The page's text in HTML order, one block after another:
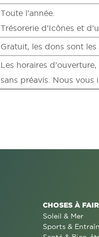
Toute l’année.
Trésorerie d’Icônes et
Gratuit, les dons sont les
Les horaires
sans préavis. Nous vous
CHOSES À
Soleil & Mer
Sports &